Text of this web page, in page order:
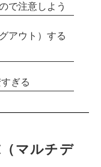
で注意しよう
アウト）する
ぎる
マルチデ